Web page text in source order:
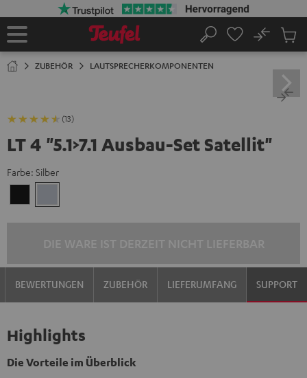
Startseite
Suche
No
ZUBEHÖR LAUTSPRECHERKOMPONENTEN
(13)
LT 4 "5.1>7.1 Ausbau-Set Satellit"
Farbe: Silber
BEWERTUNGEN ZUBEHÖR LIEFERUMFANG SUPPORT
Highlights
Die Vorteile im Überblick